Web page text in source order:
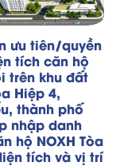
ưu tiên/quyền
tích căn hộ
trên khu đất
Hiệp 4,
thành phố
nhập danh
hộ NOXH Tòa
tích và vị trí